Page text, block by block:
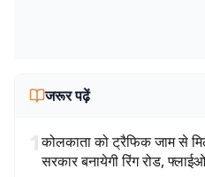
जरूर पढ़ें
1कोलकाता को ट्रैफिक जाम से
सरकार बनायेगी रिंग रोड,